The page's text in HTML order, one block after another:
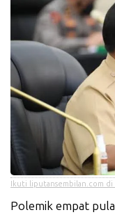
Ikuti liputansembilan.com di
Polemik empat